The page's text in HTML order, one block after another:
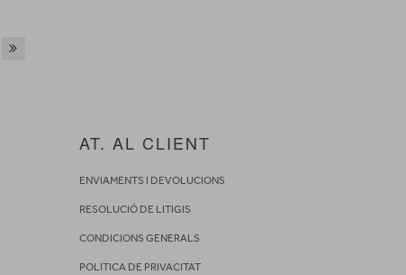
AT. AL CLIENT
ENVIAMENTS I DEVOLUCIONS
RESOLUCIÓ DE LITIGIS
CONDICIONS GENERALS
POLITICA DE PRIVACITAT